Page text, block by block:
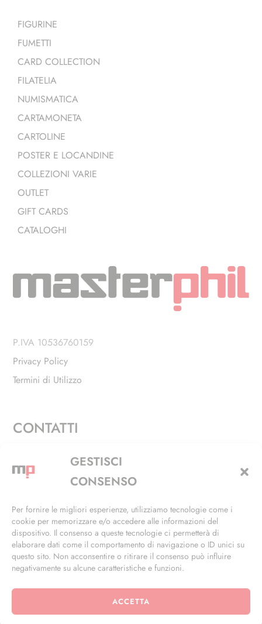
GESTISCI
CONSENSO
Per fornire le migliori esperienze, utilizziamo tecnologie come i
cookie per memorizzare e/o accedere alle informazioni del
dispositivo. Il consenso a queste tecnologie ci permetterà di
elaborare dati come il comportamento di navigazione o ID unici su
questo sito. Non acconsentire o ritirare il consenso può influire
negativamente su alcune caratteristiche e funzioni.
ACCETTA
FIGURINE
FUMETTI
CARD COLLECTION
FILATELIA
NUMISMATICA
CARTAMONETA
CARTOLINE
POSTER E LOCANDINE
COLLEZIONI VARIE
OUTLET
GIFT CARDS
CATALOGHI
P.IVA 10536760159
Privacy Policy
Termini di Utilizzo
CONTATTI
Via Alfieri, 27 - Trezzano Sul Naviglio (MI)
+39 02 4846 3155
info@masterphil.it